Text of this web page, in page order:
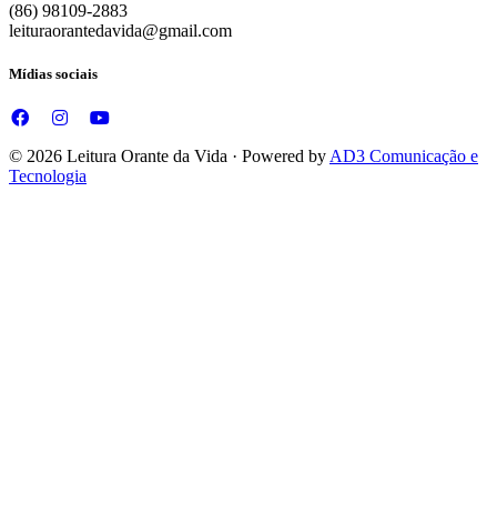
(86) 98109-2883
leituraorantedavida@gmail.com
Mídias sociais
© 2026 Leitura Orante da Vida · Powered by AD3 Comunicação e
Tecnologia